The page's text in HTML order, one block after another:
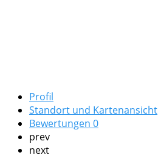
Profil
Standort und Kartenansicht
Bewertungen 0
prev
next